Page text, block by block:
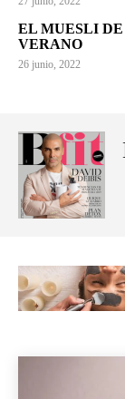
EL MUESLI
VERANO
26 junio, 2022